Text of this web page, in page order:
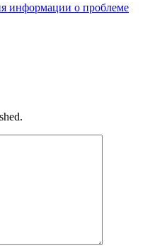
информации о проблеме